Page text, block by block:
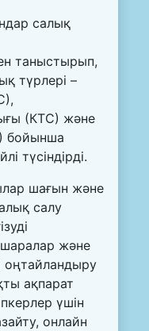
салық
таныстырып,
түрлері –
(КТС) және
бойынша
түсіндірді.
шағын және
салу
шаралар және
оңтайландыру
ақпарат
үшін
онлайн